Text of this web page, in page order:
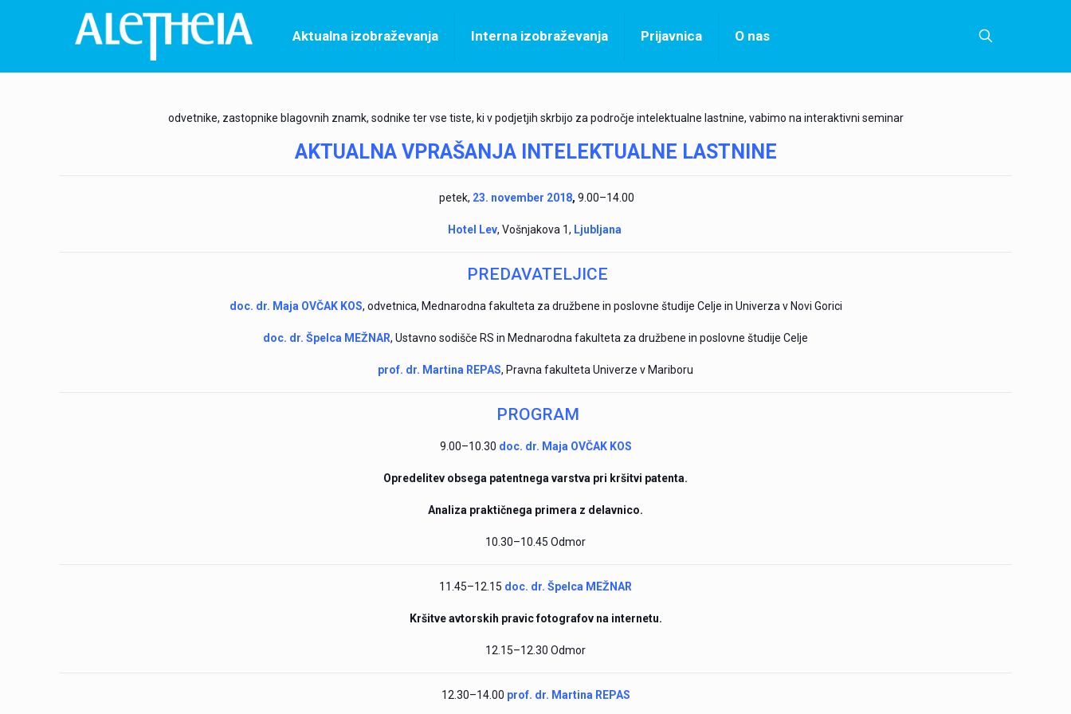
Aktualna izobraževanja Interna izobraževanja Prijavnica O nas
odvetnike, zastopnike blagovnih znamk, sodnike ter vse tiste, ki v podjetjih skrbijo za področje intelektualne lastnine, vabimo na interaktivni seminar
AKTUALNA VPRAŠANJA INTELEKTUALNE LASTNINE
petek, 23. november 2018, 9.00–14.00
Hotel Lev, Vošnjakova 1, Ljubljana
PREDAVATELJICE
doc. dr. Maja OVČAK KOS, odvetnica, Mednarodna fakulteta za družbene in poslovne študije Celje in Univerza v Novi Gorici
doc. dr. Špelca MEŽNAR, Ustavno sodišče RS in Mednarodna fakulteta za družbene in poslovne študije Celje
prof. dr. Martina REPAS, Pravna fakulteta Univerze v Mariboru
PROGRAM
9.00–10.30 doc. dr. Maja OVČAK KOS
Opredelitev obsega patentnega varstva pri kršitvi patenta.
Analiza praktičnega primera z delavnico.
10.30–10.45 Odmor
11.45–12.15 doc. dr. Špelca MEŽNAR
Kršitve avtorskih pravic fotografov na internetu.
12.15–12.30 Odmor
12.30–14.00 prof. dr. Martina REPAS